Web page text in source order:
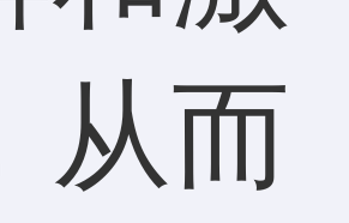
从而